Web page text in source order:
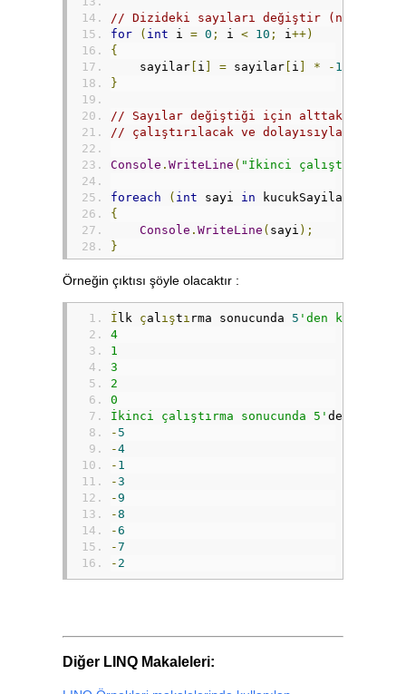
// Dizideki sayıları değiştir (negatife
for
( int i = 0 ; i < 10 ; i ++)
{
    sayilar
[ i ] = sayilar [ i ] * - 1
}
// Sayılar değiştiği için alttaki foreach
// çalıştırılacak ve dolayısıyla farklı
Console . WriteLine ( "İkinci çalıştırma
foreach ( int sayi in kucukSayilar
{
Console . WriteLine ( sayi );
}
Örneğin çıktısı şöyle olacaktır :
İlk çal ıştı rma sonucunda 5 'den küçük
4
1
3
2
0
İkinci çalıştırma sonucunda 5' den k
- 5
-4
- 1
-3
-9
-8
-6
-7
- 2
Diğer LINQ Makaleleri: